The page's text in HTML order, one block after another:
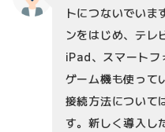
トにつないでいま
ンをはじめ、テレ
iPad、スマートフ
ゲーム機も使って
接続方法について
す。新しく導入し